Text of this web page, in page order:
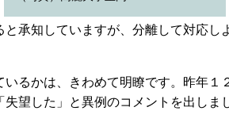
承知していますが、分離して対応し
るかは、きわめて明瞭です。昨年１
望した」と異例のコメントを出しま